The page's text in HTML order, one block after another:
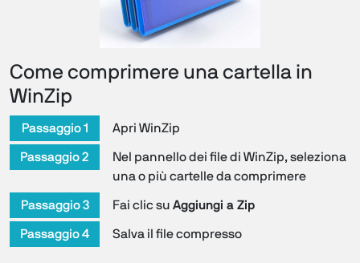
Come comprimere una cartella in
WinZip
Passaggio 1 Apri WinZip
Passaggio 2
Nel pannello dei file di WinZip, seleziona
una o più cartelle da comprimere
Passaggio 3 Fai clic su Aggiungi a Zip
Passaggio 4 Salva il file compresso